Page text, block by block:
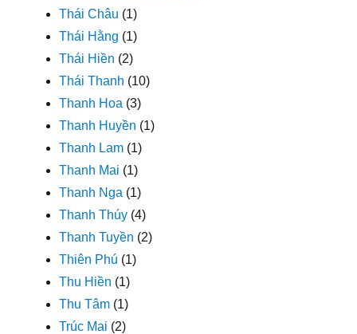
Thái Châu (1)
Thái Hằng (1)
Thái Hiền (2)
Thái Thanh (10)
Thanh Hoa (3)
Thanh Huyền (1)
Thanh Lam (1)
Thanh Mai (1)
Thanh Nga (1)
Thanh Thúy (4)
Thanh Tuyền (2)
Thiên Phú (1)
Thu Hiền (1)
Thu Tâm (1)
Trúc Mai (2)